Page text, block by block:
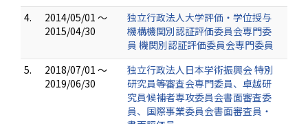
4.
2014/05/01 ～
2015/04/30
独立行政法人大学評価・学位授与
機構機関別認証評価委員会専門委
員 機関別認証評価委員会専門委員
5.
2018/07/01 ～
2019/06/30
独立行政法人日本学術振興会 特別
研究員等審査会専門委員、卓越研
究員候補者専攻委員会書面審査委
員、国際事業委員会書面審査員・